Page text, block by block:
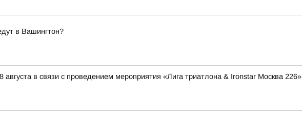
в Вашингтон?
в связи с проведением мероприятия «Лига триатлона & Ironstar Москва 226»